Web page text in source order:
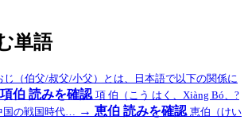
単語
じ（伯父/叔父/小父）とは、日本語で以下の関係に
項伯 読みを確認 項 伯（こう はく、Xiàng Bó、?
国の戦国時代… → 恵伯 読みを確認 恵伯（けい